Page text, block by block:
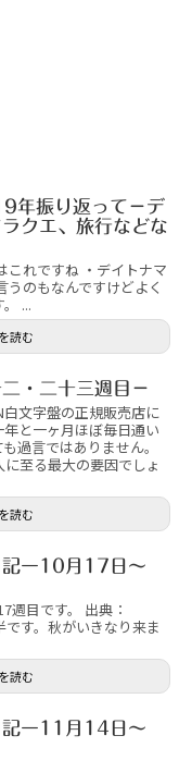
年振り返って－デ
クエ、旅行などな
これですね ・デイトナマ
のもなんですけどよく
...
読む
・二十三週目－
白文字盤の正規販売店に
と一ヶ月ほぼ毎日通い
過言ではありません。
至る最大の要因でしょ
読む
記ー10月17日～
週目です。 出典：
す。秋がいきなり来ま
読む
記ー11月14日～